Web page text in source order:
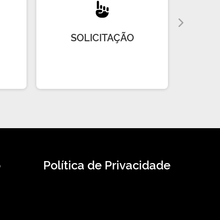
SOLICITAÇÃO
Política de Privacidade